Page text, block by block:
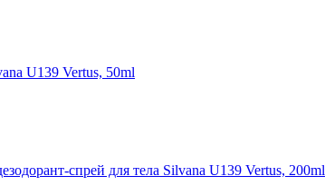
U139 Vertus, 50ml
спрей для тела Silvana U139 Vertus, 200ml